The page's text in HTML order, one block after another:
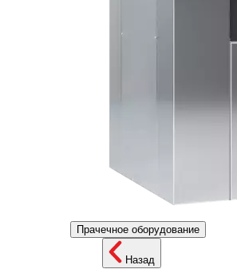
Прачечное оборудование
Назад